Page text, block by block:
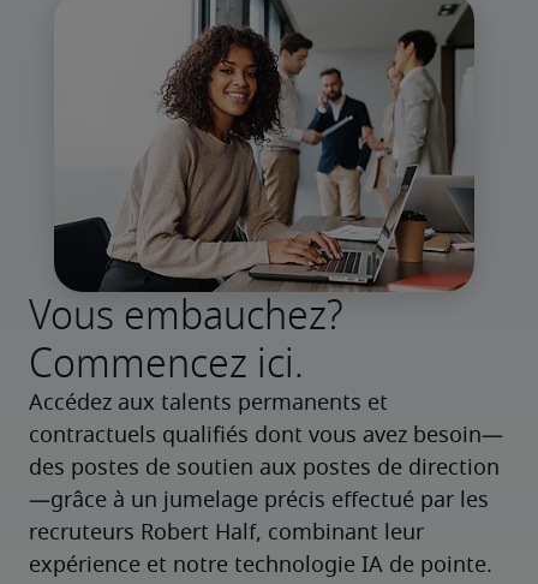
Vous embauchez?
Commencez ici.
Accédez aux talents permanents et
contractuels qualifiés dont vous avez besoin—
des postes de soutien aux postes de direction
—grâce à un jumelage précis effectué par les
recruteurs Robert Half, combinant leur
expérience et notre technologie IA de pointe.